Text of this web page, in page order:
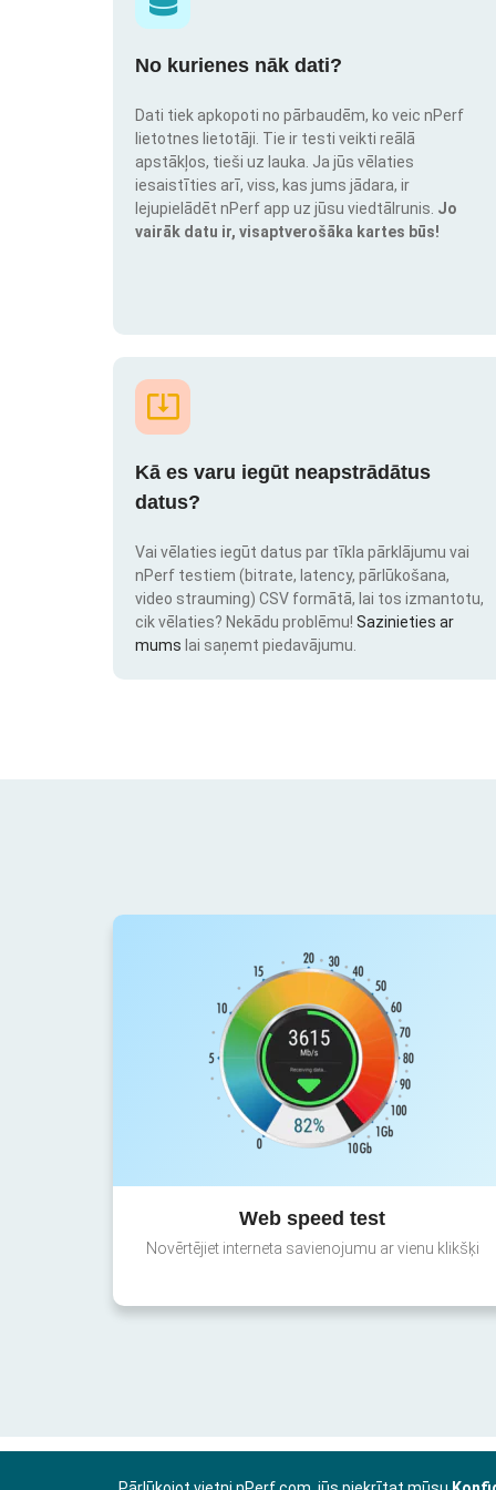
No kurienes nāk dati?
Dati tiek apkopoti no pārbaudēm, ko veic nPerf
lietotnes lietotāji. Tie ir testi veikti reālā
apstākļos, tieši uz lauka. Ja jūs vēlaties
iesaistīties arī, viss, kas jums jādara, ir
lejupielādēt nPerf app uz jūsu viedtālrunis. Jo
vairāk datu ir, visaptverošāka kartes būs!
Kā es varu iegūt neapstrādātus
datus?
Vai vēlaties iegūt datus par tīkla pārklājumu vai
nPerf testiem (bitrate, latency, pārlūkošana,
video strauming) CSV formātā, lai tos izmantotu,
cik vēlaties? Nekādu problēmu! Sazinieties ar
mums lai saņemt piedavājumu.
Web speed test
Novērtējiet interneta savienojumu ar vienu klikšķi